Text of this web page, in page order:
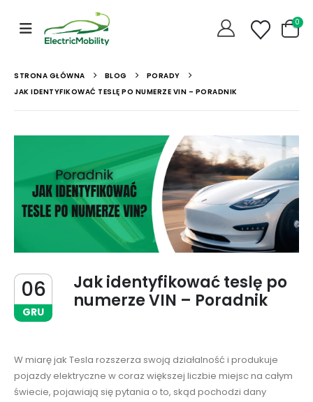
0
STRONA GŁÓWNA BLOG
PORADY
JAK IDENTYFIKOWAĆ TESLĘ PO NUMERZE VIN – PORADNIK
06
GRU
Jak identyfikować teslę po
numerze VIN – Poradnik
W miarę jak Tesla rozszerza swoją działalność i produkuje
pojazdy elektryczne w coraz większej liczbie miejsc na całym
świecie, pojawiają się pytania o to, skąd pochodzi dany